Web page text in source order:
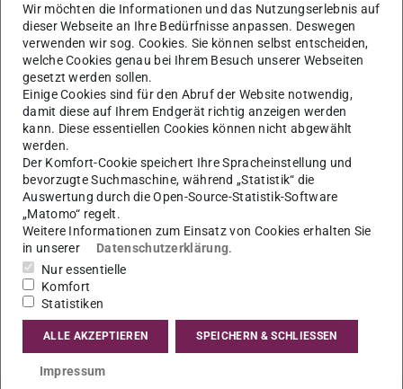
Sprachbildung im Vorbereitungsdienst –
Lehrerbildner:innen und ihre Sicht auf
sprachbildenden Fachunterricht
Der für den 18.01.2024 geplante Gastvortrag von Dr. Heidi
Seifert zum Thema Sprachbildung im Vorbereitungsdienst
muss leider entfallen.
Einladung zum Gastvortrag(PDF-Datei)
(wird in neuem Tab
Wir möchten die Informationen und das Nutzungserlebnis auf
dieser Webseite an Ihre Bedürfnisse anpassen. Deswegen
verwenden wir sog. Cookies. Sie können selbst entscheiden,
welche Cookies genau bei Ihrem Besuch unserer Webseiten
gesetzt werden sollen.
Einige Cookies sind für den Abruf der Website notwendig,
damit diese auf Ihrem Endgerät richtig anzeigen werden
kann. Diese essentiellen Cookies können nicht abgewählt
werden.
Der Komfort-Cookie speichert Ihre Spracheinstellung und
bevorzugte Suchmaschine, während „Statistik“ die
Auswertung durch die Open-Source-Statistik-Software
„Matomo“ regelt.
Weitere Informationen zum Einsatz von Cookies erhalten Sie
in unserer
Datenschutzerklärung.
Nur essentielle
Komfort
Statistiken
ALLE AKZEPTIEREN SPEICHERN & SCHLIESSEN
Impressum